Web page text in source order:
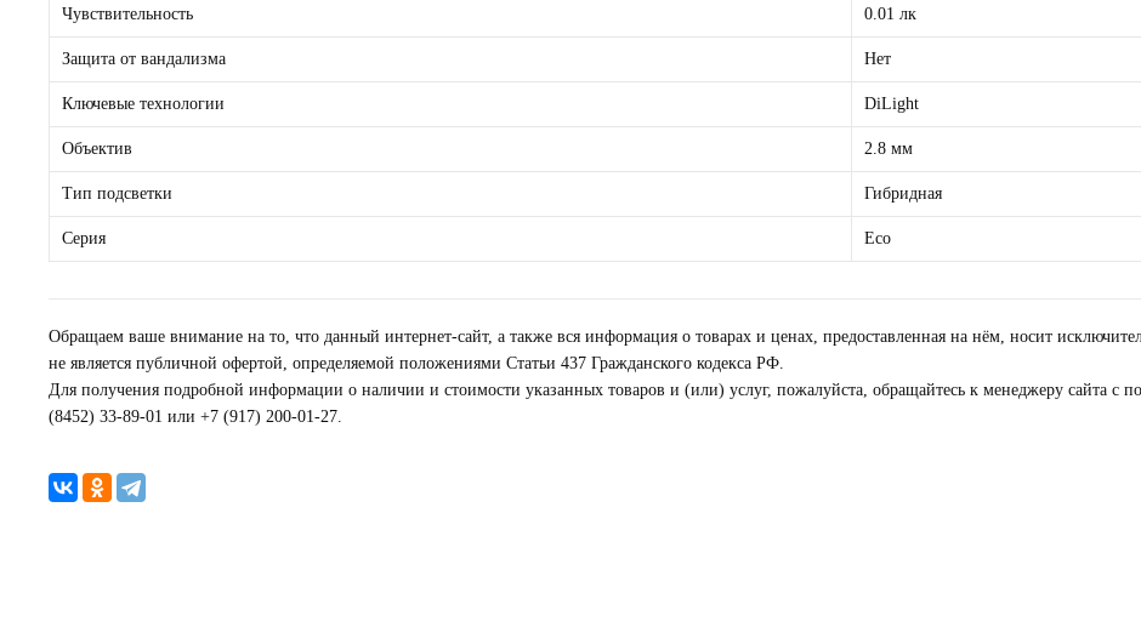
Чувствительность 0.01 лк
Защита от вандализма Нет
Ключевые технологии DiLight
Объектив 2.8 мм
Тип подсветки Гибридная
Серия Eco
Обращаем ваше внимание на то, что данный интернет-сайт, а также вся информация о товарах и ценах, предоставленная на нём, носит
не является публичной офертой, определяемой положениями Статьи 437 Гражданского кодекса РФ.
Для получения подробной информации о наличии и стоимости указанных товаров и (или) услуг, пожалуйста, обращайтесь к менеджеру сайта
(8452) 33-89-01 или +7 (917) 200-01-27.